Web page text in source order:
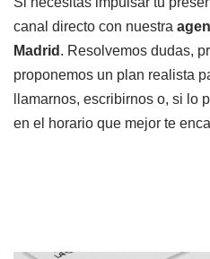
canal directo con nuestra
Madrid . Resolvemos dudas,
proponemos un plan realista
llamarnos, escribirnos o, si lo
en el horario que mejor te